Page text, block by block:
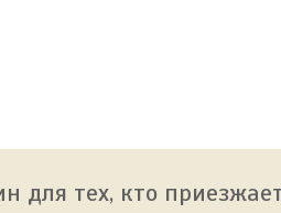
для тех, кто